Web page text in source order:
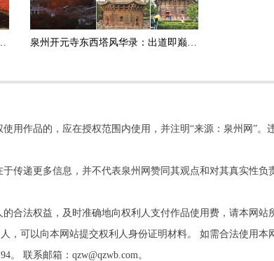
用作品的，应在授权范围内使用，并注明“来源：泉州网”。
传递更多信息，并不代表泉州网赞同其观点和对其真实性负
合法权益，及时准确地向权利人支付作品使用费，请本网站
，可以向本网站提交权利人身份证明材料。 如需合法使用本
。 联系邮箱：qzw@qzwb.com。